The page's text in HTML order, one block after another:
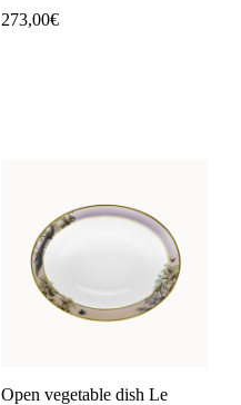
273,00€
Open vegetable dish Le